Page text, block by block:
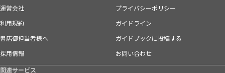
運営会社
プライバシーポリシー
利用規約
ガイドライン
書店御担当者様へ
ガイドブックに投稿する
採用情報
お問い合わせ
関連サービス